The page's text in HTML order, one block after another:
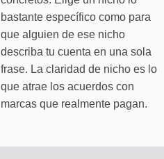
bastante específico como para
que alguien de ese nicho
describa tu cuenta en una sola
frase. La claridad de nicho es lo
que atrae los acuerdos con
marcas que realmente pagan.